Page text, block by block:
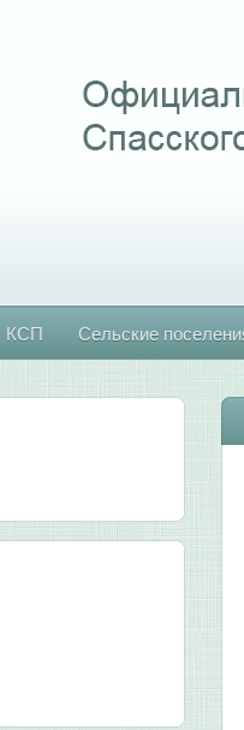
КСП Сельские